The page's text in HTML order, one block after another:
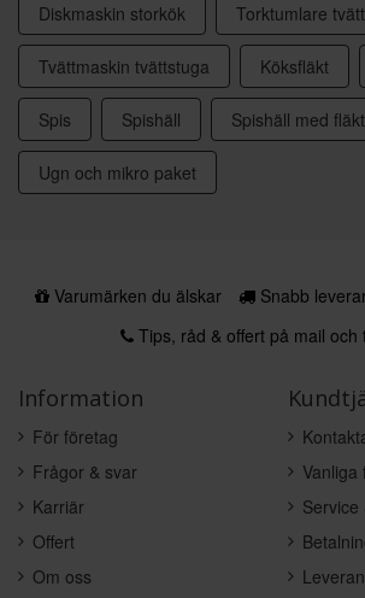
Diskmaskin storkök Torktumlare
Tvättmaskin tvättstuga Köksfläkt
Spis Spishäll Spishäll med fläkt
Ugn och mikro paket
Varumärken du älskar
Snabb
Tips, råd & offert på mail och
Information
För företag
Frågor & svar
Karriär
Offert
Om oss
Vanliga
Service